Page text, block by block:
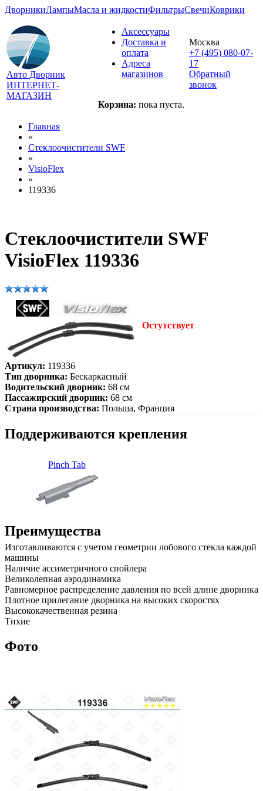
ДворникиЛампыМасла и жидкостиФильтрыСвечиКоврики
Авто Дворник
ИНТЕРНЕТ-
МАГАЗИН
Аксессуары
Доставка и
оплата
Адреса
магазинов
Корзина: пока пуста.
Москва
+7 (495) 080-07-
17
Обратный
звонок
Главная
»
Стеклоочистители SWF
»
VisioFlex
»
119336
Стеклоочистители SWF
VisioFlex 119336
Остутствует
Артикул: 119336
Тип дворника: Бескаркасный
Водительский дворник: 68 см
Пассажирский дворник: 68 см
Страна производства: Польша, Франция
Поддерживаются крепления
Pinch Tab
Преимущества
Изготавливаются с учетом геометрии лобового стекла каждой
машины
Наличие ассиметричного спойлера
Великолепная аэродинамика
Равномерное распределение давления по всей длине дворника
Плотное прилегание дворника на высоких скоростях
Высококачественная резина
Тихие
Фото